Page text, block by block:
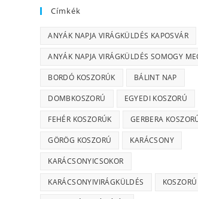
Címkék
ANYÁK NAPJA VIRÁGKÜLDÉS KAPOSVÁR
ANYÁK NAPJA VIRÁGKÜLDÉS SOMOGY
BORDÓ KOSZORÚK BÁLINT NAP
DOMBKOSZORÚ EGYEDI KOSZORÚ
FEHÉR KOSZORÚK GERBERA
GÖRÖG KOSZORÚ KARÁCSONY
KARÁCSONYICSOKOR
KARÁCSONYIVIRÁGKÜLDÉS KOSZORÚ